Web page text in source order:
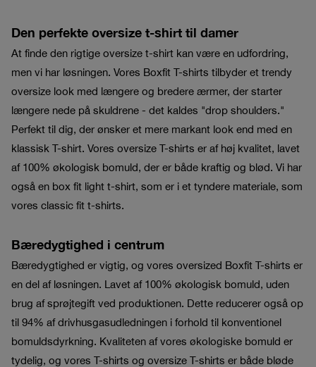
Den perfekte oversize t-shirt til damer
At finde den rigtige oversize t-shirt kan være en udfordring,
men vi har løsningen. Vores Boxfit T-shirts tilbyder et trendy
oversize look med længere og bredere ærmer, der starter
længere nede på skuldrene - det kaldes "drop shoulders."
Perfekt til dig, der ønsker et mere markant look end med en
klassisk T-shirt. Vores oversize T-shirts er af høj kvalitet, lavet
af 100% økologisk bomuld, der er både kraftig og blød. Vi har
også en box fit light t-shirt, som er i et tyndere materiale, som
vores classic fit t-shirts.
Bæredygtighed i centrum
Bæredygtighed er vigtig, og vores oversized Boxfit T-shirts er
en del af løsningen. Lavet af 100% økologisk bomuld, uden
brug af sprøjtegift ved produktionen. Dette reducerer også op
til 94% af drivhusgasudledningen i forhold til konventionel
bomuldsdyrkning. Kvaliteten af vores økologiske bomuld er
tydelig, og vores T-shirts og oversize T-shirts er både bløde